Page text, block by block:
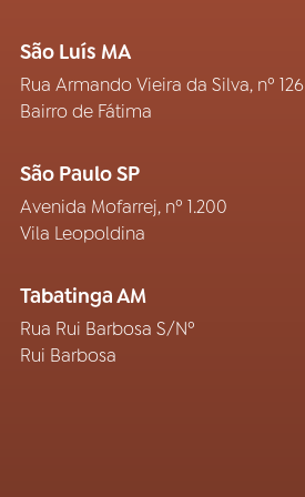
São Luís MA
Rua Armando Vieira da Silva, nº 126
Bairro de Fátima
São Paulo SP
Avenida Mofarrej, nº 1.200
Vila Leopoldina
Tabatinga AM
Rua Rui Barbosa S/Nº
Rui Barbosa